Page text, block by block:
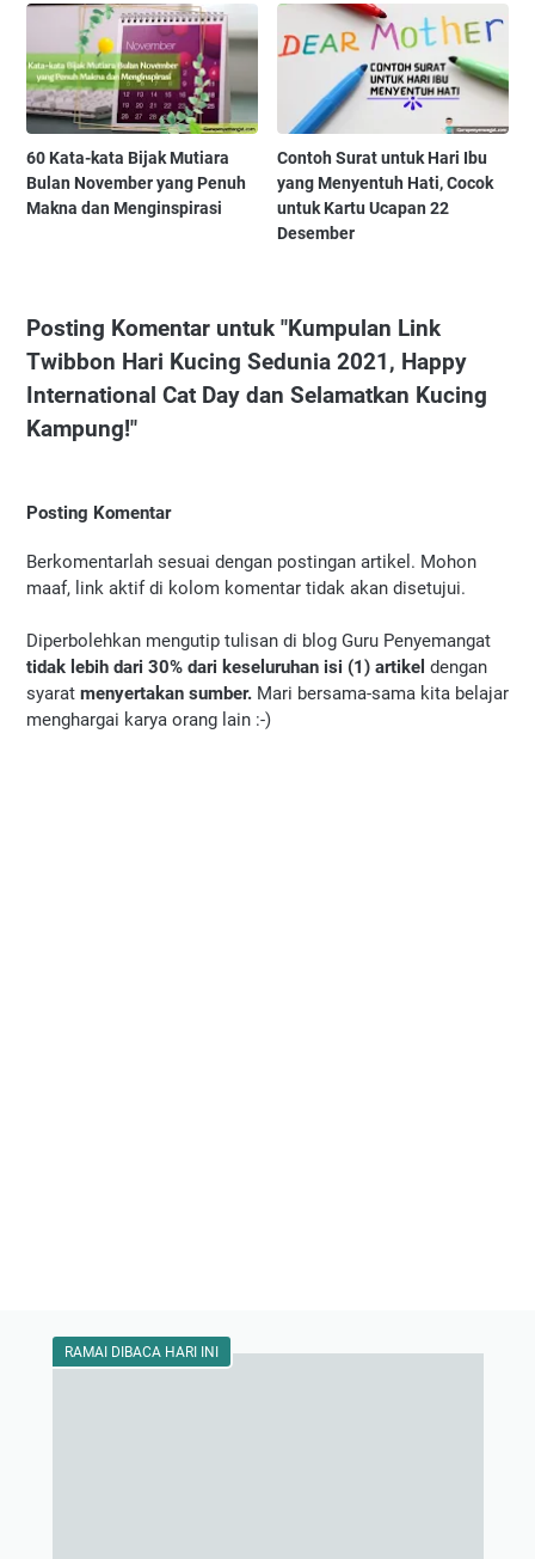
60 Kata-kata Bijak Mutiara
Bulan November yang Penuh
Makna dan Menginspirasi
Contoh Surat untuk Hari Ibu
yang Menyentuh Hati, Cocok
untuk Kartu Ucapan 22
Desember
Posting Komentar untuk "Kumpulan Link
Twibbon Hari Kucing Sedunia 2021, Happy
International Cat Day dan Selamatkan Kucing
Kampung!"
Posting Komentar
Berkomentarlah sesuai dengan postingan artikel. Mohon
maaf, link aktif di kolom komentar tidak akan disetujui.
Diperbolehkan mengutip tulisan di blog Guru Penyemangat
tidak lebih dari 30% dari keseluruhan isi (1) artikel dengan
syarat menyertakan sumber. Mari bersama-sama kita belajar
menghargai karya orang lain :-)
RAMAI DIBACA HARI INI